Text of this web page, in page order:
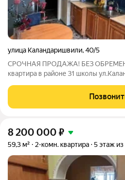
улица Каландаришвили,40/5
СРОЧНАЯ ПРОДАЖА! БЕЗ
квартира в районе 31 школы
раздельный балкон застеклен вся
рядом детские сады по-близости
8 200 000 ₽
59,3 м² 2-комн. квартира 5 этаж из